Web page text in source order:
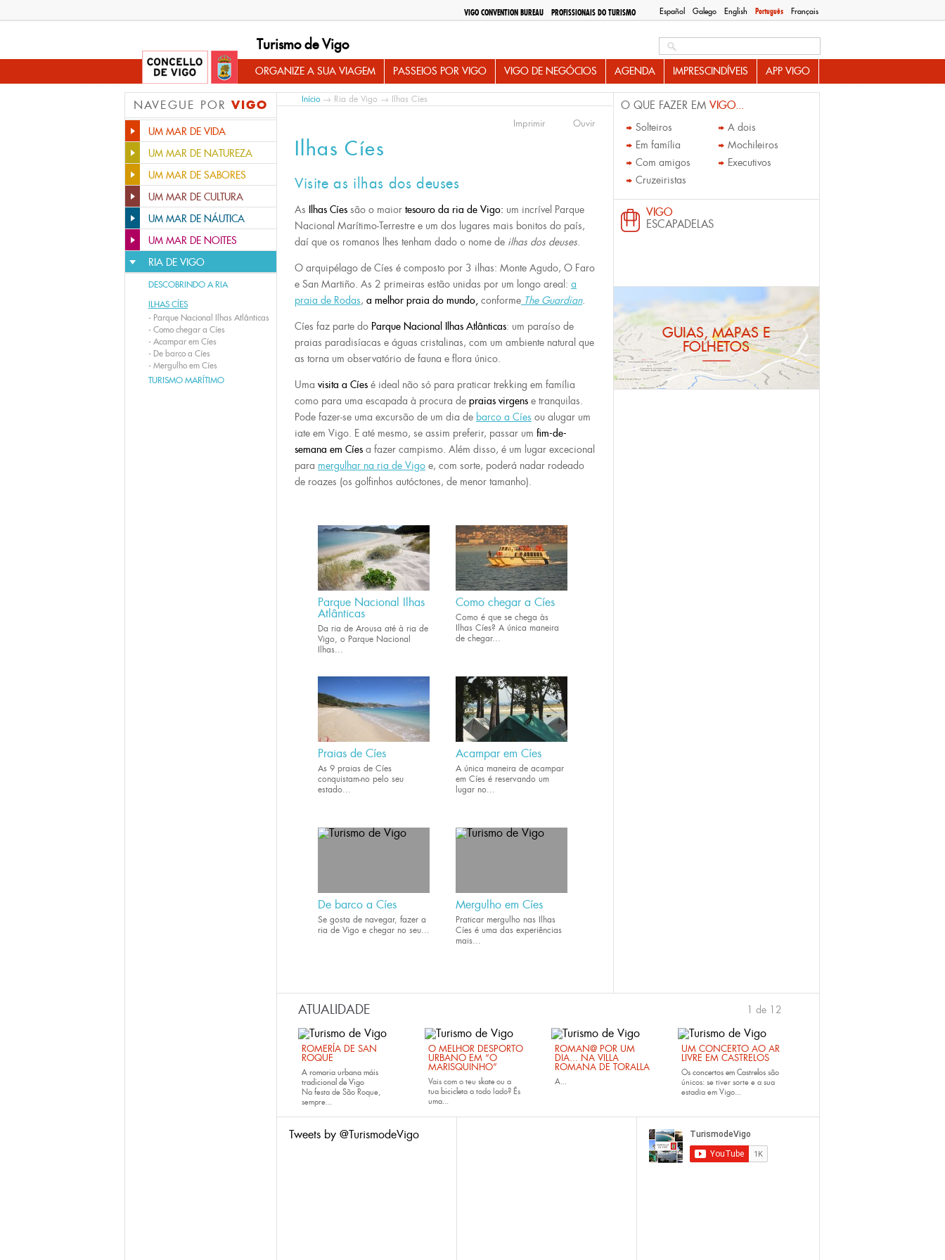
Español Galego English Português Français
VIGO CONVENTION BUREAU PROFISSIONAIS DO TURISMO
Turismo de Vigo
ORGANIZE A SUA VIAGEM PASSEIOS POR VIGO VIGO DE NEGÓCIOS AGENDA IMPRESCINDÍVEIS APP VIGO
NAVEGUE POR VIGO
UM MAR DE VIDA
UM MAR DE NATUREZA
UM MAR DE SABORES
UM MAR DE CULTURA
UM MAR DE NÁUTICA
UM MAR DE NOITES
RIA DE VIGO
DESCOBRINDO A RIA
ILHAS CÍES
- Parque Nacional Ilhas Atlânticas
- Como chegar a Cíes
- Acampar em Cíes
- De barco a Cíes
- Mergulho em Cíes
TURISMO MARÍTIMO
Início→ Ria de Vigo → Ilhas Cíes
Imprimir Ouvir
Ilhas Cíes
Visite as ilhas dos deuses
As Ilhas Cíes são o maior tesouro da ria de Vigo: um incrível Parque
Nacional Marítimo-Terrestre e um dos lugares mais bonitos do país,
daí que os romanos lhes tenham dado o nome de ilhas dos deuses.
O arquipélago de Cíes é composto por 3 ilhas: Monte Agudo, O Faro
e San Martiño. As 2 primeiras estão unidas por um longo areal: a
praia de Rodas, a melhor praia do mundo, conforme The Guardian.
Cíes faz parte do Parque Nacional Ilhas Atlânticas: um paraíso de
praias paradisíacas e águas cristalinas, com um ambiente natural que
as torna um observatório de fauna e flora único.
Uma visita a Cíes é ideal não só para praticar trekking em família
como para uma escapada à procura de praias virgens e tranquilas.
Pode fazer-se uma excursão de um dia de barco a Cíes ou alugar um
iate em Vigo. E até mesmo, se assim preferir, passar um fim-de-
semana em Cíes a fazer campismo. Além disso, é um lugar excecional
para mergulhar na ria de Vigo e, com sorte, poderá nadar rodeado
de roazes (os golfinhos autóctones, de menor tamanho).
Parque Nacional Ilhas
Atlânticas
Da ria de Arousa até à ria de
Vigo, o Parque Nacional
Ilhas...
Como chegar a Cíes
Como é que se chega às
Ilhas Cíes? A única maneira
de chegar...
Praias de Cíes
As 9 praias de Cíes
conquistam-no pelo seu
estado...
Acampar em Cíes
A única maneira de acampar
em Cíes é reservando um
lugar no...
De barco a Cíes
Se gosta de navegar, fazer a
ria de Vigo e chegar no seu...
Mergulho em Cíes
Praticar mergulho nas Ilhas
Cíes é uma das experiências
mais...
O QUE FAZER EM VIGO...
Solteiros
A dois
Em família
Mochileiros
Com amigos
Executivos
Cruzeiristas
VIGO
ESCAPADELAS
GUIAS, MAPAS E
FOLHETOS
ATUALIDADE
ROMERÍA DE SAN
ROQUE
A romaria urbana máis
tradicional de Vigo
Na festa de São Roque,
sempre...
O MELHOR DESPORTO
URBANO EM “O
MARISQUINHO”
Vais com o teu skateou a
tua bicicleta a todo lado? És
uma...
ROMAN@ POR UM
DIA... NA VILLA
ROMANA DE TORALLA
A...
UM CONCERTO AO AR
LIVRE EM CASTRELOS
Os concertos em Castrelos são
únicos: se tiver sorte e a sua
estadia em Vigo...
1 de 12
Tweets by @TurismodeVigo